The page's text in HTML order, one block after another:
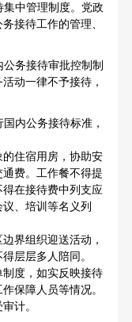
中管理制度。党政
接待工作的管理、
务接待审批控制制
动一律不予接待，
内公务接待标准，
住宿用房，协助安
费。工作餐不得提
在接待费中列支应
、培训等名义列
界组织迎送活动，
层层多人陪同。
度，如实反映接待
保障人员等情况。
计。